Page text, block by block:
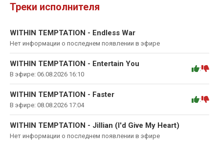
Треки исполнителя
WITHIN TEMPTATION - Endless War
Нет информации о последнем появлении в эфире
WITHIN TEMPTATION - Entertain You
В эфире: 06.08.2026 16:10
:
WITHIN TEMPTATION - Faster
В эфире: 08.08.2026 17:04
:
WITHIN TEMPTATION - Jillian (I'd Give My Heart)
Нет информации о последнем появлении в эфире